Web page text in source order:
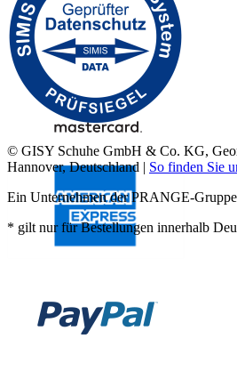
© GISY Schuhe GmbH & Co. KG,
Hannover, Deutschland | So finden Sie
Ein Unternehmen der PRANGE-
* gilt nur für Bestellungen innerhalb